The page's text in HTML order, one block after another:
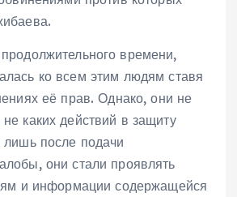
времени,
ко всем этим людям ставя
её прав. Однако, они не
каких действий в защиту
после подачи
они стали проявлять
и информации содержащейся